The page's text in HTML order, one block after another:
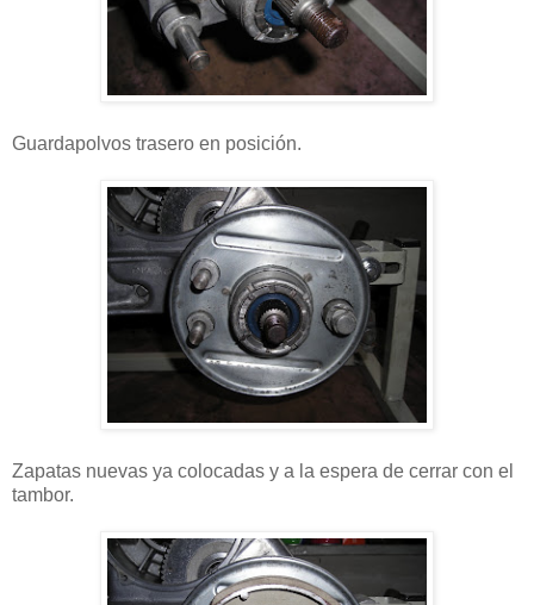
Guardapolvos trasero en posición.
Zapatas nuevas ya colocadas y a la espera de cerrar con el
tambor.